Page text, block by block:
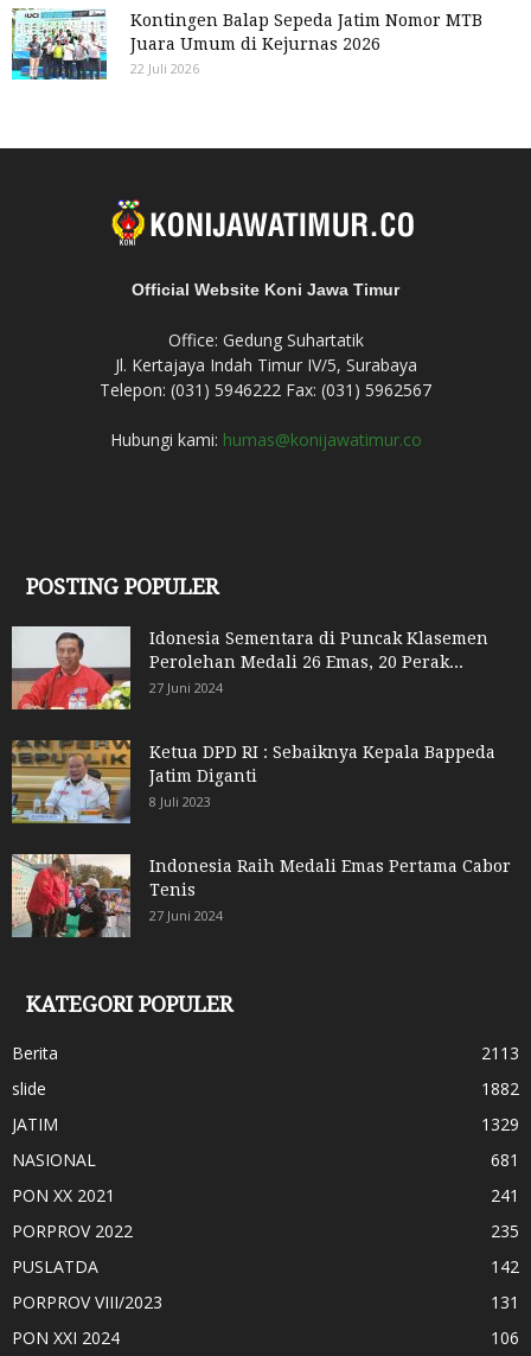
Kontingen Balap Sepeda Jatim Nomor MTB
Juara Umum di Kejurnas 2026
22 Juli 2026
Official Website Koni Jawa Timur
Office: Gedung Suhartatik
Jl. Kertajaya Indah Timur IV/5, Surabaya
Telepon: (031) 5946222 Fax: (031) 5962567
Hubungi kami: humas@konijawatimur.co
POSTING POPULER
Idonesia Sementara di Puncak Klasemen
Perolehan Medali 26 Emas, 20 Perak...
27 Juni 2024
Ketua DPD RI : Sebaiknya Kepala Bappeda
Jatim Diganti
8 Juli 2023
Indonesia Raih Medali Emas Pertama Cabor
Tenis
27 Juni 2024
KATEGORI POPULER
Berita
2113
slide
1882
JATIM
1329
NASIONAL
681
PON XX 2021
241
PORPROV 2022
235
PUSLATDA
142
PORPROV VIII/2023
131
PON XXI 2024
106